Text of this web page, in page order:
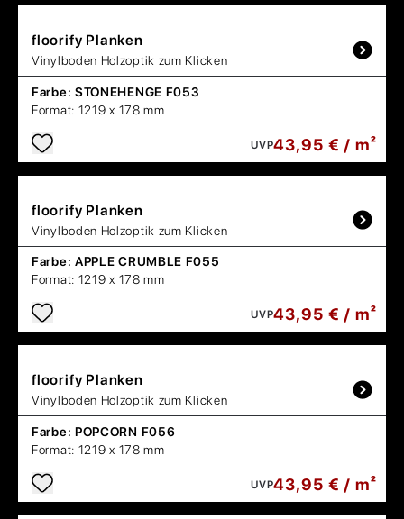
floorify Planken
Vinylboden Holzoptik zum Klicken
Farbe: STONEHENGE F053
Format: 1219 x 178 mm
UVP43,95 € / m²
floorify Planken
Vinylboden Holzoptik zum Klicken
Farbe: APPLE CRUMBLE F055
Format: 1219 x 178 mm
UVP43,95 € / m²
floorify Planken
Vinylboden Holzoptik zum Klicken
Farbe: POPCORN F056
Format: 1219 x 178 mm
UVP43,95 € / m²